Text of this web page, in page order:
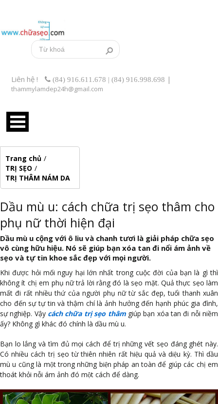
Liên hệ ! (84) 916.611.678 | (84) 916.998.698 |
thammylamdep24h@gmail.com
Trang chủ /
TRỊ SẸO /
TRỊ THÂM NÁM DA
Dầu mù u: cách chữa trị sẹo thâm cho
phụ nữ thời hiện đại
Dầu mù u cộng với ô liu và chanh tươi là giải pháp chữa sẹo
vô cùng hữu hiệu. Nó sẽ giúp bạn xóa tan đi nổi ám ảnh về
sẹo và tự tin khoe sắc đẹp với mọi người.
Khi được hỏi mối nguy hại lớn nhất trong cuộc đời của bạn là gì thì
không ít chị em phụ nữ trả lời rằng đó là sẹo mặt. Quả thực sẹo làm
mất đi rất nhiều thứ của người phụ nữ từ sắc đẹp, tuổi thanh xuân
cho đến sự tự tin và thậm chí là ảnh hưởng đến hạnh phúc gia đình,
sự nghiệp. Vậy cách chữa trị sẹo thâmgiúp bạn xóa tan đi nỗi niềm
ấy? Không gì khác đó chính là dầu mù u.
Bạn lo lắng và tìm đủ mọi cách để trị những vết sẹo đáng ghét này.
Có nhiều cách trị sẹo từ thiên nhiên rất hiệu quả và diệu kỳ. Thì dầu
mù u cũng là một trong những biện pháp an toàn để giúp các chị em
thoát khỏi nỗi ám ảnh đó một cách để dàng.